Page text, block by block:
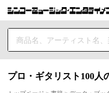
プロ・ギタリスト100人